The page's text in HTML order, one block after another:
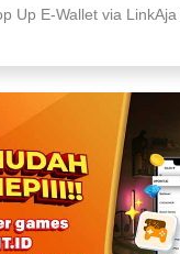
Up E-Wallet via